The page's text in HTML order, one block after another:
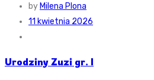
by Milena Plona
11 kwietnia 2026
Urodziny Zuzi gr. I